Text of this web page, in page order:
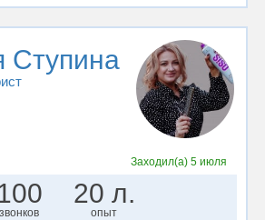
Ступина
Заходил(а) 5 июля
звонков
20 л.
опыт